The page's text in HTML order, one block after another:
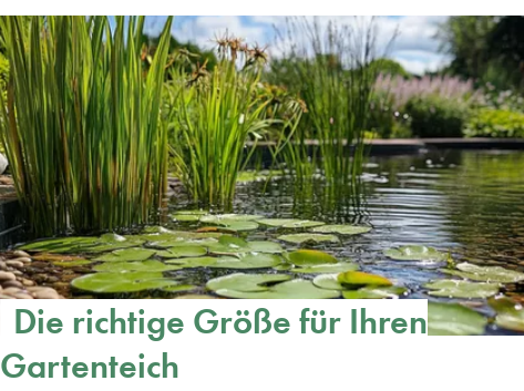
Die richtige Größe für Ihren
Gartenteich